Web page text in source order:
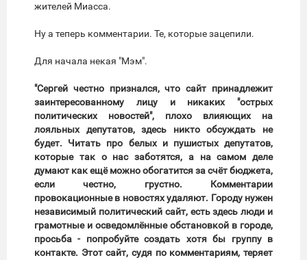
жителей Миасса.
Ну а теперь комментарии. Те, которые зацепили.
Для начала некая "Мэм".
"Сергей честно признался, что сайт принадлежит
заинтересованному лицу и никаких "острых
политических новостей", плохо влияющих на
лояльных депутатов, здесь никто обсуждать не
будет. Читать про белых и пушистых депутатов,
которые так о нас заботятся, а на самом деле
думают как ещё можно обогатится за счёт бюджета,
если честно, грустно. Комментарии
провокационные в новостях удаляют. Городу нужен
независимый политический сайт, есть здесь люди и
грамотные и осведомлённые обстановкой в городе,
просьба - попробуйте создать хотя бы группу в
контакте. Этот сайт, судя по комментариям, теряет